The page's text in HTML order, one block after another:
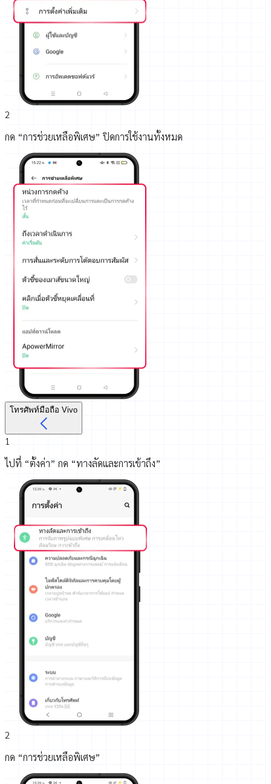
2
กด “การช่วยเหลือพิเศษ” ปิดการใช้งานทั้งหมด
โทรศัพท์มือถือ Vivo
1
ไปที่ “ตั้งค่า” กด “ทางลัดและการเข้าถึง”
2
กด “การช่วยเหลือพิเศษ”